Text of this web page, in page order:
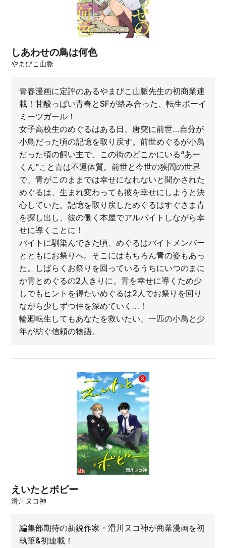
青春漫画に定評のあるやまびこ山脈先生の初商業連
載！甘酸っぱい青春とSFが絡み合った、転生ボーイ
ミーツガール！
女子高校生のめぐるはある日、唐突に前世…自分が
小鳥だった頃の記憶を取り戻す。前世めぐるが小鳥
だった頃の飼い主で、この街のどこかにいる“あー
くん”こと青は不運体質。前世と今世の狭間の世界
で、青がこのままでは幸せになれないと聞かされた
めぐるは、生まれ変わっても彼を幸せにしようと決
心していた。記憶を取り戻しためぐるはすぐさま青
を探し出し、彼の働く本屋でアルバイトしながら幸
せに導くことに！
バイトに馴染んできた頃、めぐるはバイトメンバー
とともにお祭りへ。そこにはもちろん青の姿もあっ
た。しばらくお祭りを回っているうちにいつのまに
か青とめぐるの2人きりに。青を幸せに導くため少
しでもヒントを得たいめぐるは2人でお祭りを回り
ながら少しずつ仲を深めていく…！
輪廻転生してもあなたを救いたい、一匹の小鳥と少
年が紡ぐ信頼の物語。
しあわせの鳥は何色
やまびこ山脈
編集部期待の新鋭作家・滑川ヌコ神が商業漫画を初
執筆&初連載！
えいたとボビー
滑川ヌコ神